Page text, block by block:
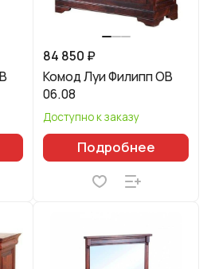
84 850 ₽
Комод Луи Филипп ОВ
06.08
Доступно к заказу
Подробнее